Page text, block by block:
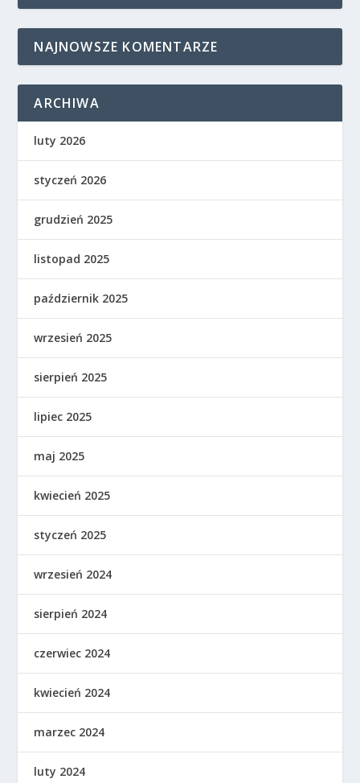
NAJNOWSZE KOMENTARZE
ARCHIWA
luty 2026
styczeń 2026
grudzień 2025
listopad 2025
październik 2025
wrzesień 2025
sierpień 2025
lipiec 2025
maj 2025
kwiecień 2025
styczeń 2025
wrzesień 2024
sierpień 2024
czerwiec 2024
kwiecień 2024
marzec 2024
luty 2024